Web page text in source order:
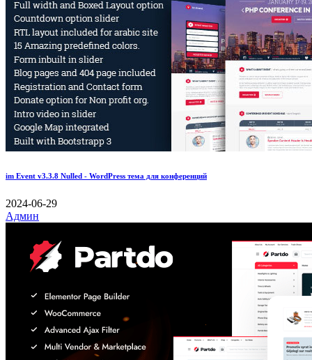
im Event v3.3.8 Nulled - WordPress тема для конференций
2024-06-29
Админ